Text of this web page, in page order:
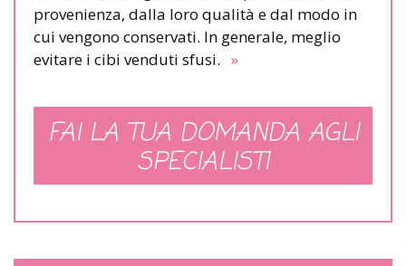
provenienza, dalla loro qualità e dal modo in
cui vengono conservati. In generale, meglio
evitare i cibi venduti sfusi. »
FAI LA TUA DOMANDA AGLI
SPECIALISTI